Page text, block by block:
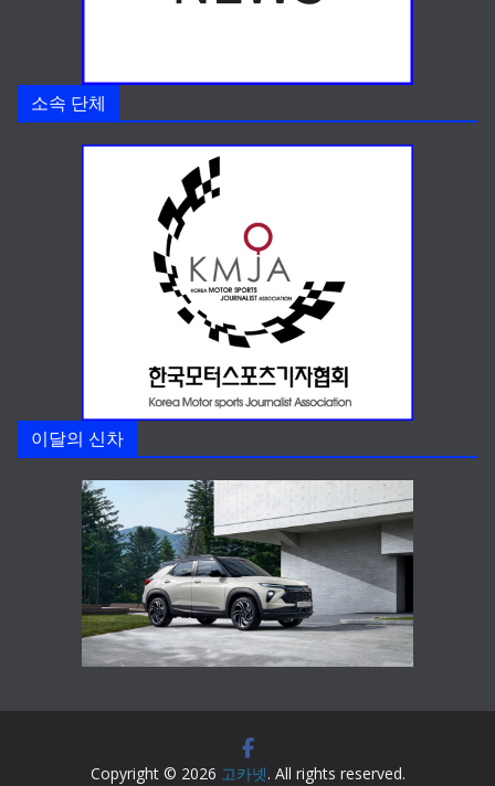
소속 단체
이달의 신차
Copyright © 2026 고카넷. All rights reserved.